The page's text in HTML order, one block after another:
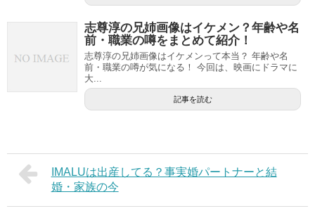
志尊淳の兄姉画像はイケメン？年齢や名
前・職業の噂をまとめて紹介！
志尊淳の兄姉画像はイケメンって本当？ 年齢や名
前・職業の噂が気になる！ 今回は、映画にドラマに
大...
記事を読む
IMALUは出産してる？事実婚パートナーと結
婚・家族の今